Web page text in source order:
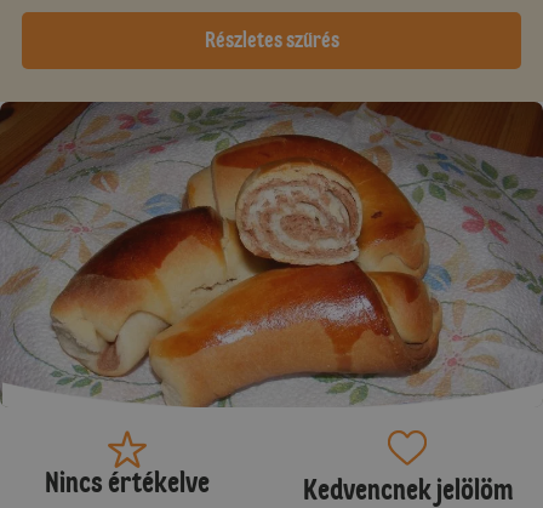
Részletes szűrés
Nincs értékelve Kedvencnek jelölöm